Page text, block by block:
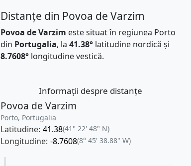
Distanțe din Povoa de Varzim
Povoa de Varzim este situat în regiunea Porto
din Portugalia, la 41.38°latitudine nordică și
8.7608°longitudine vestică.
Informații despre distanțe
Povoa de Varzim
Porto, Portugalia
Latitudine: 41.38(41° 22' 48" N)
Longitudine: -8.7608(8° 45' 38.88" W)